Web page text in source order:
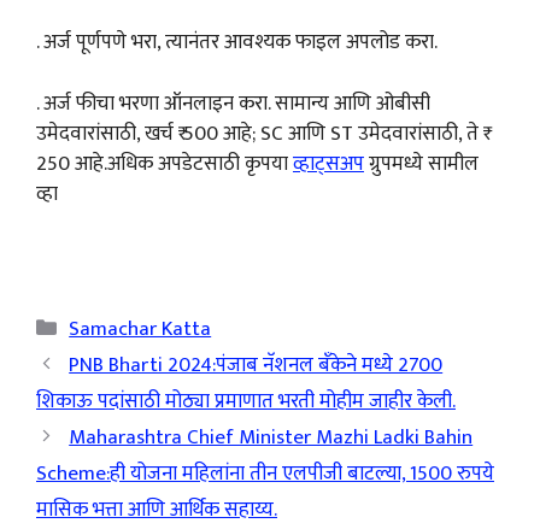
. अर्ज पूर्णपणे भरा, त्यानंतर आवश्यक फाइल अपलोड करा.
. अर्ज फीचा भरणा ऑनलाइन करा. सामान्य आणि ओबीसी
उमेदवारांसाठी, खर्च ₹ 500 आहे; SC आणि ST उमेदवारांसाठी, ते ₹
250 आहे.अधिक अपडेटसाठी कृपयाव्हाट्सअपग्रुपमध्ये सामील
व्हा
Categories
Samachar Katta
PNB Bharti 2024:पंजाब नॅशनल बँकेने मध्ये 2700
शिकाऊ पदांसाठी मोठ्या प्रमाणात भरती मोहीम जाहीर केली.
Maharashtra Chief Minister Mazhi Ladki Bahin
Scheme:ही योजना महिलांना तीन एलपीजी बाटल्या, 1500 रुपये
मासिक भत्ता आणि आर्थिक सहाय्य.